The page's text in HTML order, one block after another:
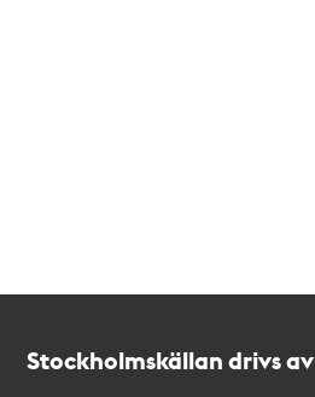
Stockholmskällan drivs av